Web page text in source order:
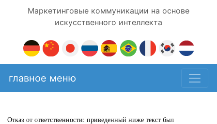
Маркетинговые коммуникации на основе
искусственного интеллекта
главное меню
Отказ от ответственности: приведенный ниже текст был